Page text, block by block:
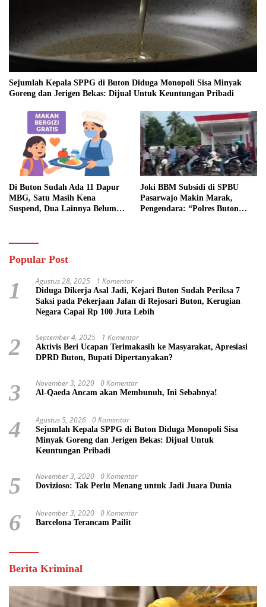
Sejumlah Kepala SPPG di Buton Diduga Monopoli Sisa Minyak
Goreng dan Jerigen Bekas: Dijual Untuk Keuntungan Pribadi
Di Buton Sudah Ada 11 Dapur
MBG, Satu Masih Kena
Suspend, Dua Lainnya Belum
Joki BBM Subsidi di SPBU
Pasarwajo Makin Marak,
Pengendara: “Polres Buton
Popular Post
1 Agustus 28, 2025 1 Komentar
Diduga Dikerja Asal Jadi, Kejari Buton Sudah Periksa 7
Saksi pada Pekerjaan Jalan di Rejosari Buton, Kerugian
Negara Capai Rp 100 Juta Lebih
2 September 4, 2025 1 Komentar
Aktivis Beri Ucapan Terimakasih ke Masyarakat, Apresiasi
DPRD Buton, Bupati Dipertanyakan?
3 November 3, 2020 0 Komentar
Al-Qaeda Ancam akan Membunuh, Ini Sebabnya!
4 Agustus 5, 2026 0 Komentar
Sejumlah Kepala SPPG di Buton Diduga Monopoli Sisa
Minyak Goreng dan Jerigen Bekas: Dijual Untuk
Keuntungan Pribadi
5 November 3, 2020 0 Komentar
Dovizioso: Tak Perlu Menang untuk Jadi Juara Dunia
6 November 3, 2020 0 Komentar
Barcelona Terancam Pailit
Berita Kriminal